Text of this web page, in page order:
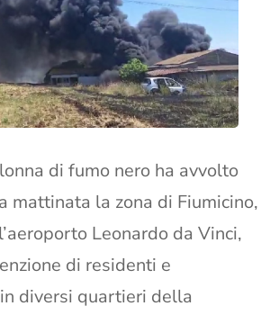
di fumo nero ha avvolto
mattinata la zona di Fiumicino,
Leonardo da Vinci,
di residenti e
diversi quartieri della